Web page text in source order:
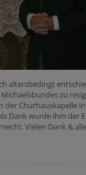
altersbedingt
zu
der Churhauskapelle
Dank wurde ihm der
Vielen Dank &